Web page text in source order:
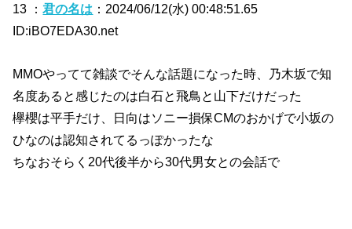
13 ：君の名は ：2024/06/12(水) 00:48:51.65
ID:iBO7EDA30.net
MMOやってて雑談でそんな話題になった時、乃木坂で知
名度あると感じたのは白石と飛鳥と山下だけだった
欅櫻は平手だけ、日向はソニー損保CMのおかげで小坂の
ひなのは認知されてるっぽかったな
ちなおそらく20代後半から30代男女との会話で